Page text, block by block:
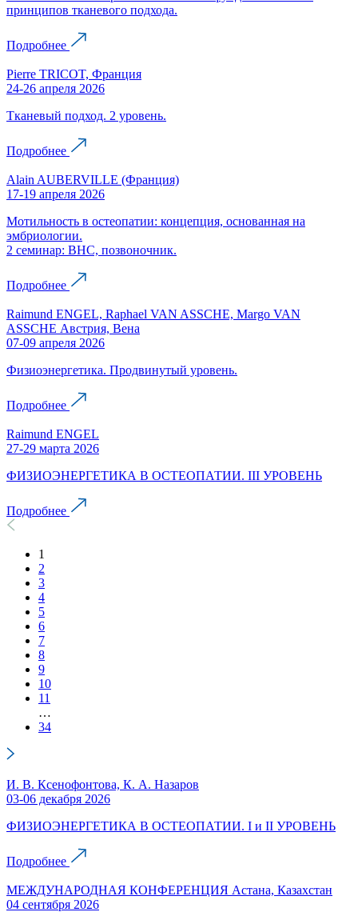
принципов тканевого подхода.
Подробнее
Pierre TRICOT, Франция
24-26 апреля 2026
Тканевый подход. 2 уровень.
Подробнее
Alain AUBERVILLE (Франция)
17-19 апреля 2026
Мотильность в остеопатии: концепция, основанная на
эмбриологии.
2 семинар: ВНС, позвоночник.
Подробнее
Raimund ENGEL, Raphael VAN ASSCHE, Margo VAN
ASSCHE Австрия, Вена
07-09 апреля 2026
Физиоэнергетика. Продвинутый уровень.
Подробнее
Raimund ENGEL
27-29 марта 2026
ФИЗИОЭНЕРГЕТИКА В ОСТЕОПАТИИ. III УРОВЕНЬ
Подробнее
1
2
3
4
5
6
7
8
9
10
11
…
34
И. В. Ксенофонтова, К. А. Назаров
03-06 декабря 2026
ФИЗИОЭНЕРГЕТИКА В ОСТЕОПАТИИ. I и II УРОВЕНЬ
Подробнее
МЕЖДУНАРОДНАЯ КОНФЕРЕНЦИЯ Астана, Казахстан
04 сентября 2026